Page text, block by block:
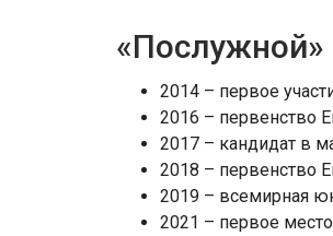
«Послужной»
2014 – первое
2016 – первенство
2017 – кандидат в
2018 – первенство
2019 – всемирная
2021 – первое